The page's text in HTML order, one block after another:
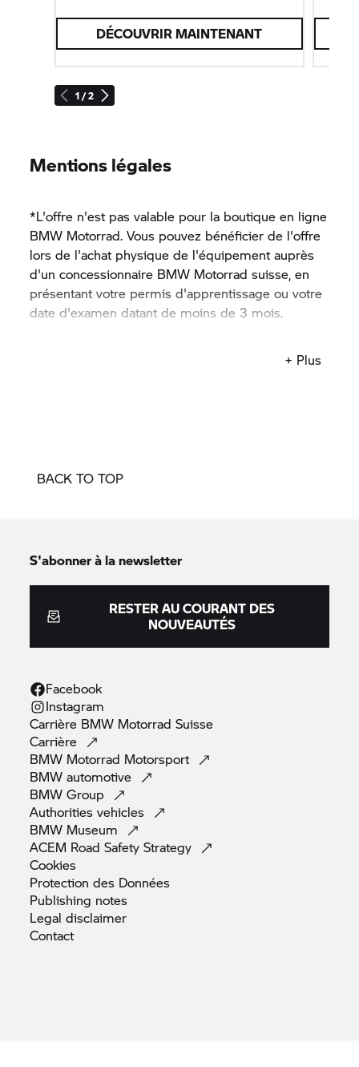
1 / 2
DÉCOUVRIR MAINTENANT
Mentions légales
*L'offre n'est pas valable pour la boutique en ligne
BMW Motorrad. Vous pouvez bénéficier de l'offre
lors de l'achat physique de l'équipement auprès
d'un concessionnaire BMW Motorrad suisse, en
présentant votre permis d'apprentissage ou votre
date d'examen datant de moins de 3 mois.
+ Plus
BACK TO TOP
S'abonner à la newsletter
RESTER AU COURANT DES
NOUVEAUTÉS
Facebook
Instagram
Carrière BMW Motorrad Suisse
Carrière
BMW Motorrad Motorsport
BMWautomotive
BMWGroup
Authoritiesvehicles
BMW Museum
ACEM Road SafetyStrategy
Cookies
Protection des Données
Publishing notes
Legaldisclaimer
Contact